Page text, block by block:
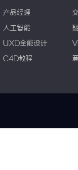
产品经理
人工智能
UXD全能设计
C4D教程